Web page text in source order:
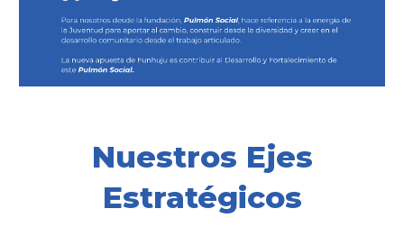
Nuestros Ejes
Estratégicos